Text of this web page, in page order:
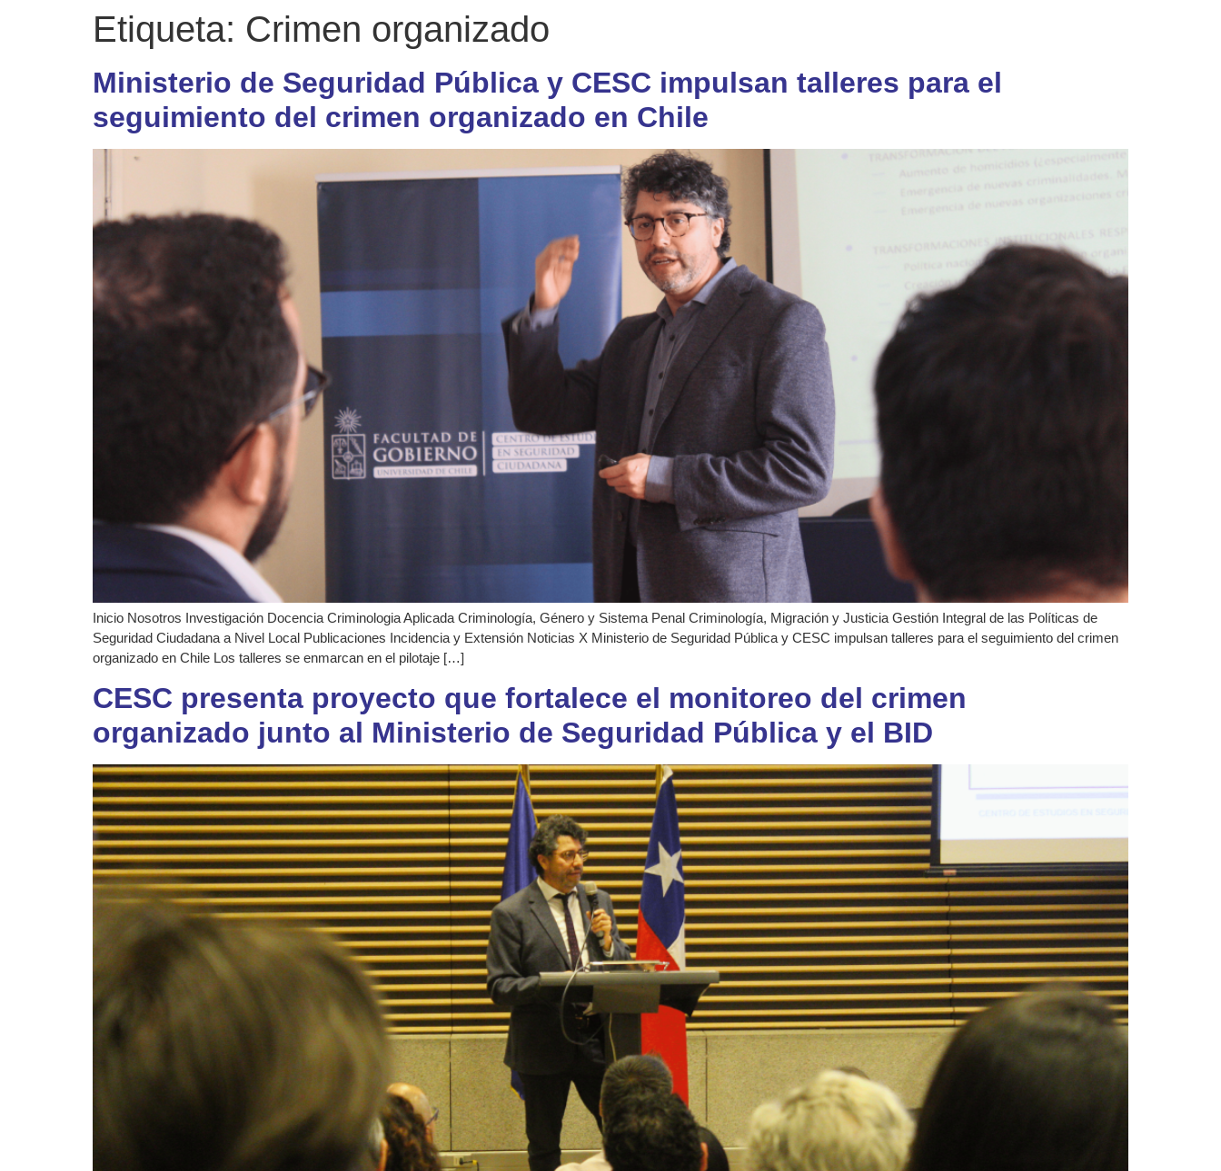
Etiqueta: Crimen organizado
Ministerio de Seguridad Pública y CESC impulsan talleres para el
seguimiento del crimen organizado en Chile
Inicio Nosotros Investigación Docencia Criminologia Aplicada Criminología, Género y Sistema Penal Criminología, Migración y Justicia Gestión Integral de las Políticas de
Seguridad Ciudadana a Nivel Local Publicaciones Incidencia y Extensión Noticias X Ministerio de Seguridad Pública y CESC impulsan talleres para el seguimiento del crimen
organizado en Chile Los talleres se enmarcan en el pilotaje […]
CESC presenta proyecto que fortalece el monitoreo del crimen
organizado junto al Ministerio de Seguridad Pública y el BID